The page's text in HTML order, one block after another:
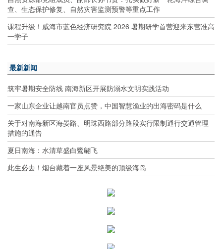
查、生态保护修复、自然灾害监测预警等重点工作
课程升级！威海市蓝色经济研究院 2026 暑期研学首营迎来东营准高
一学子
最新新闻
筑牢暑期安全防线 南海新区开展防溺水文明实践活动
一家山东企业让越南官员点赞，中国智慧渔业的出海密码是什么
关于对南海新区海晏路、明珠西路部分路段实行限制通行交通管理
措施的通告
夏日南海：水清草盛白鹭翩飞
此生必去！烟台藏着一座风景绝美的顶级海岛